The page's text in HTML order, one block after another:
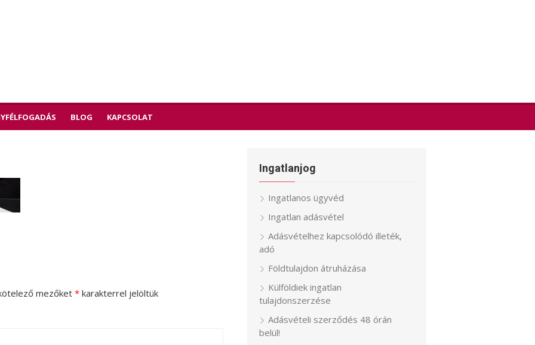
BLOG KAPCSOLAT
mezőket * karakterrel jelöltük
Ingatlanjog
Ingatlanos ügyvéd
Ingatlan adásvétel
Adásvételhez kapcsolódó illeték,
adó
Földtulajdon átruházása
Külföldiek ingatlan
tulajdonszerzése
Adásvételi szerződés 48 órán
belül!